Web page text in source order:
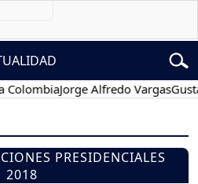
Jorge Alfredo Vargas
PRESIDENCIALES
2018